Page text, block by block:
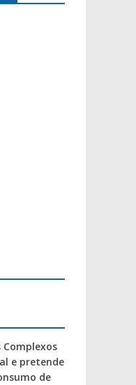
Complexos
e pretende
de